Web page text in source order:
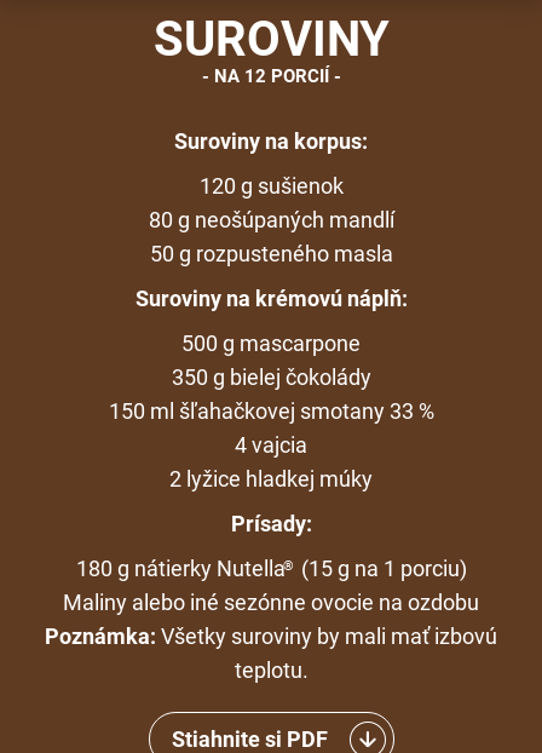
SUROVINY
NA 12 PORCIÍ
Suroviny na korpus:
120 g sušienok
80 g neošúpaných mandlí
50 g rozpusteného masla
Suroviny na krémovú náplň:
500 g mascarpone
350 g bielej čokolády
150 ml šľahačkovej smotany 33 %
4 vajcia
2 lyžice hladkej múky
Prísady:
180 g nátierky Nutella®
(15 g na 1 porciu)
Maliny alebo iné sezónne ovocie na ozdobu
Poznámka: Všetky suroviny by mali mať izbovú
teplotu.
Stiahnite si PDF